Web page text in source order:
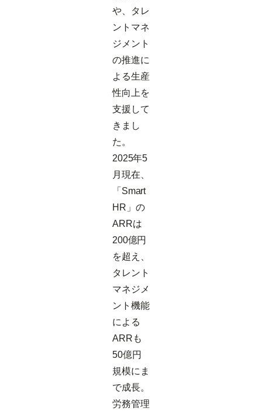
や、タレ
ントマネ
ジメント
の推進に
よる生産
性向上を
支援して
きまし
た。
2025年5
月現在、
「Smart
HR」の
ARRは
200億円
を超え、
タレント
マネジメ
ント機能
による
ARRも
50億円
規模にま
で成長。
労務管理